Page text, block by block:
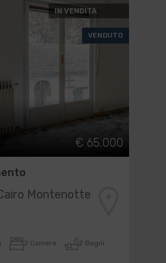
IN VENDITA
VENDUTO
€ 65.000
Montenotte
2 Camere 2 Bagni